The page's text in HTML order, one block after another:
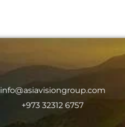
info@asiavisiongroup.com
+973 32312 6757